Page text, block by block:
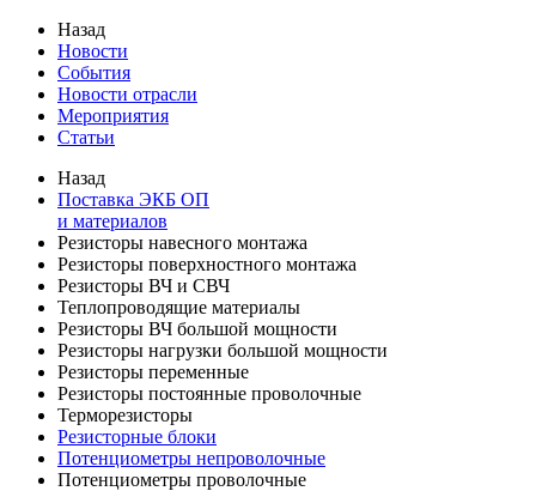
Назад
Новости
События
Новости отрасли
Мероприятия
Статьи
Назад
Поставка ЭКБ ОП
и материалов
Резисторы навесного монтажа
Резисторы поверхностного монтажа
Резисторы ВЧ и СВЧ
Теплопроводящие материалы
Резисторы ВЧ большой мощности
Резисторы нагрузки большой мощности
Резисторы переменные
Резисторы постоянные проволочные
Терморезисторы
Резисторные блоки
Потенциометры непроволочные
Потенциометры проволочные